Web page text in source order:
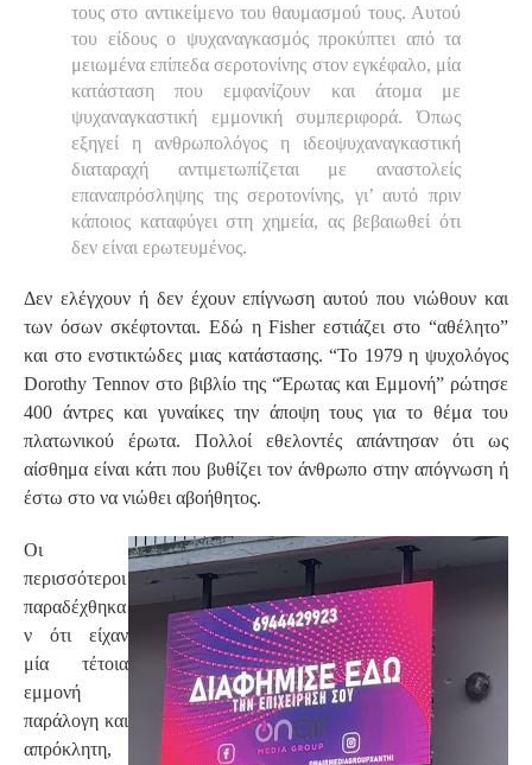
τους στο αντικείμενο του θαυμασμού τους. Αυτού
του είδους ο ψυχαναγκασμός προκύπτει από τα
μειωμένα επίπεδα σεροτονίνης στον εγκέφαλο, μία
κατάσταση που εμφανίζουν και άτομα με
ψυχαναγκαστική εμμονική συμπεριφορά. Όπως
εξηγεί η ανθρωπολόγος η ιδεοψυχαναγκαστική
διαταραχή αντιμετωπίζεται με αναστολείς
επαναπρόσληψης της σεροτονίνης, γι’ αυτό πριν
κάποιος καταφύγει στη χημεία, ας βεβαιωθεί ότι
δεν είναι ερωτευμένος.
Δεν ελέγχουν ή δεν έχουν επίγνωση αυτού που νιώθουν και
των όσων σκέφτονται. Εδώ η Fisher εστιάζει στο “αθέλητο”
και στο ενστικτώδες μιας κατάστασης. “Το 1979 η ψυχολόγος
Dorothy Tennov στο βιβλίο της “Έρωτας και Εμμονή” ρώτησε
400 άντρες και γυναίκες την άποψη τους για το θέμα του
πλατωνικού έρωτα. Πολλοί εθελοντές απάντησαν ότι ως
αίσθημα είναι κάτι που βυθίζει τον άνθρωπο στην απόγνωση ή
έστω στο να νιώθει αβοήθητος.
Οι
περισσότεροι
παραδέχθηκα
ν ότι είχαν
μία τέτοια
εμμονή
παράλογη και
απρόκλητη,